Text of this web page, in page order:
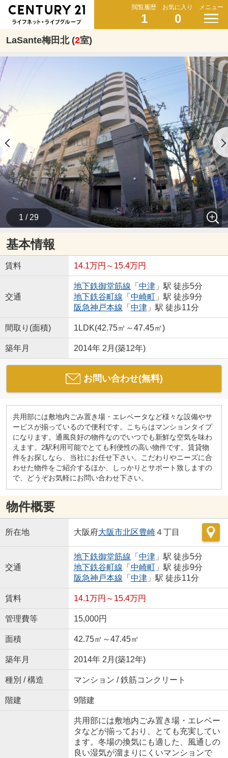
閲覧履歴
1
お気に入り
0
メニュー
LaSante梅田北 (2室)
1 / 29
基本情報
賃料 14.1万円～15.4万円
交通
地下鉄御堂筋線 「 中津」駅 徒歩5分
地下鉄谷町線 「 中崎町」駅 徒歩9分
阪急神戸本線 「 中津」駅 徒歩11分
間取り(面積) 1LDK(42.75㎡～47.45㎡)
築年月 2014年 2月(築12年)
お問い合わせ(無料)
共用部には敷地内ごみ置き場・エレベータなど様々な設備やサ
ービスが揃っているので便利です。こちらはマンションタイプ
になります。通風良好の物件なのでいつでも新鮮な空気を味わ
えます。2駅利用可能でとても利便性の高い物件です。賃貸物
件をお探しなら、当社にお任せ下さい。こだわりやニーズに合
わせた物件をご紹介するほか、しっかりとサポート致しますの
で、どうぞお気軽にお問い合わせ下さい。
物件概要
所在地 大阪府大阪市北区豊崎４丁目
交通
地下鉄御堂筋線 「 中津」駅 徒歩5分
地下鉄谷町線 「 中崎町」駅 徒歩9分
阪急神戸本線 「 中津」駅 徒歩11分
賃料 14.1万円～15.4万円
管理費等 15,000円
面積 42.75㎡～47.45㎡
築年月 2014年 2月(築12年)
種別 / 構造 マンション / 鉄筋コンクリート
階建 9階建
共用部には敷地内ごみ置き場・エレベー
タなどが揃っており、とても充実してい
ます。冬場の換気にも適した、風通しの
良い湿気が溜まりにくいマンションで